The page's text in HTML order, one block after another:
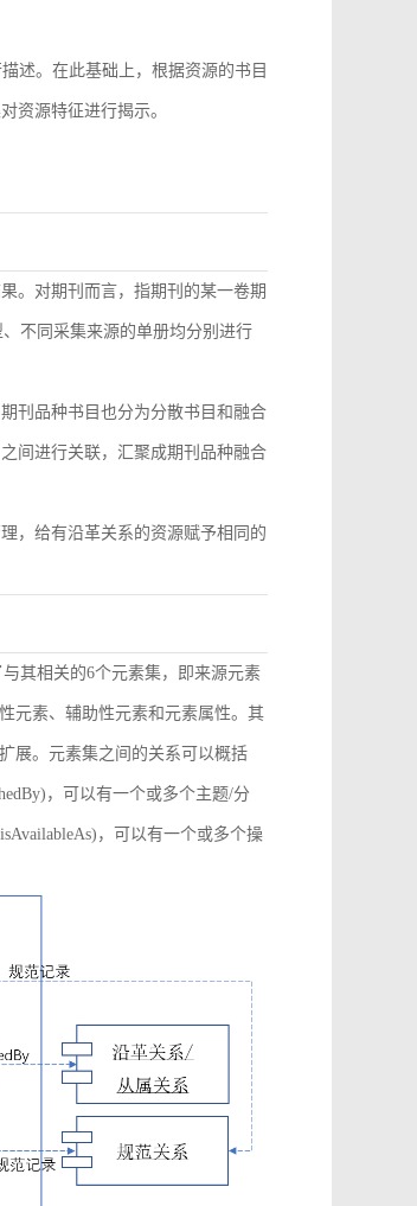
述。在此基础上，根据资源的书目
资源特征进行揭示。
。对期刊而言，指期刊的某一卷期
不同采集来源的单册均分别进行
刊品种书目也分为分散书目和融合
间进行关联，汇聚成期刊品种融合
，给有沿革关系的资源赋予相同的
其相关的6个元素集，即来源元素
元素、辅助性元素和元素属性。其
展。元素集之间的关系可以概括
，可以有一个或多个主题/分
，可以有一个或多个操